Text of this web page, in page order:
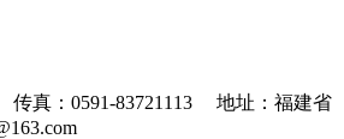
传真：0591-83721113 地址：福建省